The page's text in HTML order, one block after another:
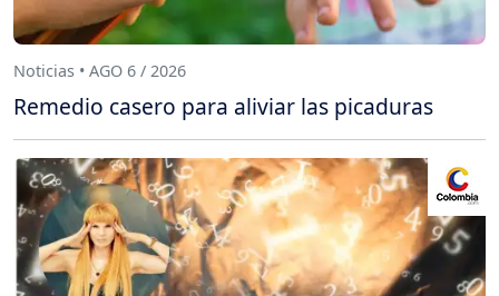
Noticias • AGO 6 / 2026
Remedio casero para aliviar las picaduras